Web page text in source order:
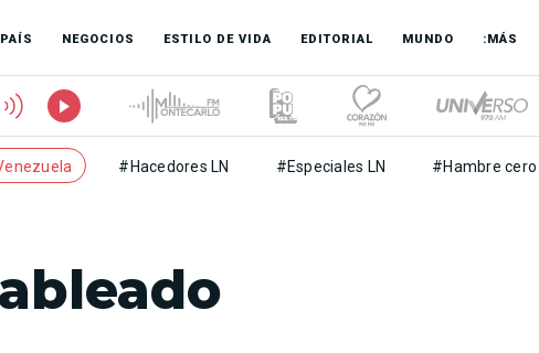
PAÍS NEGOCIOS ESTILO DE VIDA EDITORIAL MUNDO :MÁS
#Hacedores LN #Especiales LN #Hambre cero